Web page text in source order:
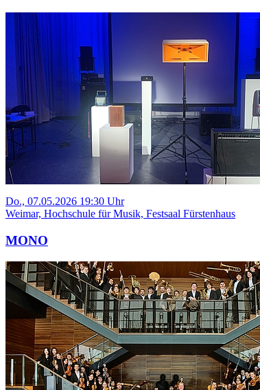
Do., 07.05.2026 19:30 Uhr
Weimar, Hochschule für Musik, Festsaal Fürstenhaus
MONO